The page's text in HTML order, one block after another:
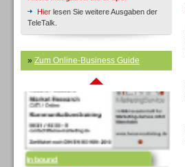
Hier lesen Sie weitere Ausgaben der
TeleTalk.
» Zum Online-Business Guide
Inbound
Inbound